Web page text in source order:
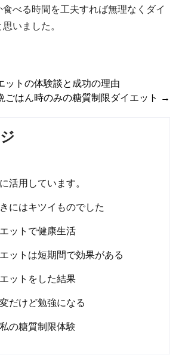
べる時間を工夫すれば無理なくダイ
いました。
ットの体験談と成功の理由
ごはん時のみの糖質制限ダイエット →
活用しています。
にはキツイものでした
ットで健康生活
ットは短期間で効果がある
ットをした結果
だけど勉強になる
の糖質制限体験